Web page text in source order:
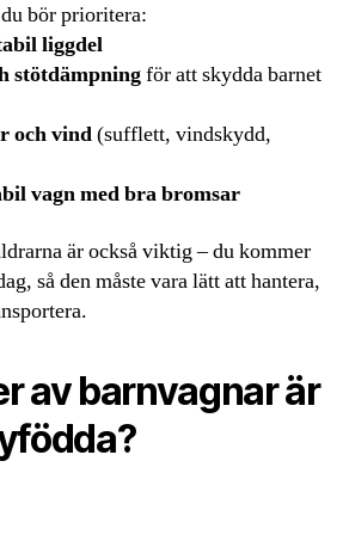
bör prioritera:
liggdel
stötdämpningför att skydda barnet
och vind(sufflett, vindskydd,
vagn med bra bromsar
är också viktig – du kommer
så den måste vara lätt att hantera,
av barnvagnar är